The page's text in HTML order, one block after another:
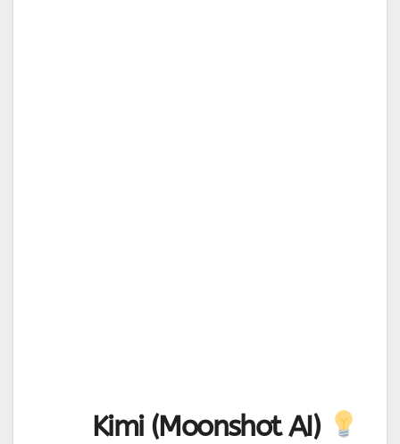
Kimi (Moonshot AI)